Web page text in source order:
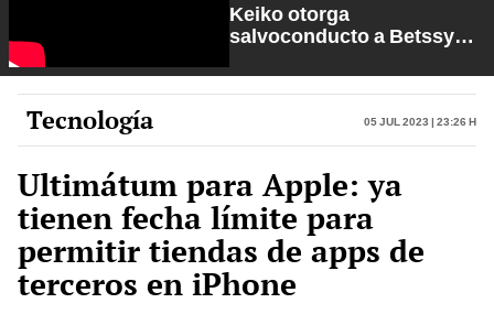
Keiko otorga
salvoconducto a Betssy
Petroperú | Sin Guion con
Rosa María Palacios
Tecnología 05 Jul 2023 | 23:26 h
Ultimátum para Apple: ya
tienen fecha límite para
permitir tiendas de apps de
terceros en iPhone